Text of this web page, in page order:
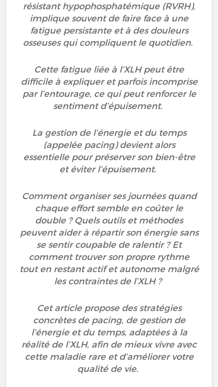
résistant hypophosphatémique (RVRH),
implique souvent de faire face à une
fatigue persistante et à des douleurs
osseuses qui compliquent le quotidien.
Cette fatigue liée à l’XLH peut être
difficile à expliquer et parfois incomprise
par l’entourage, ce qui peut renforcer le
sentiment d’épuisement.
La gestion de l’énergie et du temps
(appelée pacing) devient alors
essentielle pour préserver son bien-être
et éviter l’épuisement.
Comment organiser ses journées quand
chaque effort semble en coûter le
double ? Quels outils et méthodes
peuvent aider à répartir son énergie sans
se sentir coupable de ralentir ? Et
comment trouver son propre rythme
tout en restant actif et autonome malgré
les contraintes de l’XLH ?
Cet article propose des stratégies
concrètes de pacing, de gestion de
l’énergie et du temps, adaptées à la
réalité de l’XLH, afin de mieux vivre avec
cette maladie rare et d’améliorer votre
qualité de vie.